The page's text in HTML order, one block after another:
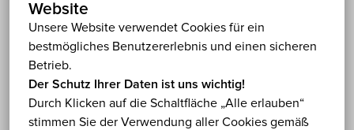
Website
Unsere Website verwendet Cookies für ein
bestmögliches Benutzererlebnis und einen sicheren
Betrieb.
Der Schutz Ihrer Daten ist uns wichtig!
Durch Klicken auf die Schaltfläche „Alle erlauben“
stimmen Sie der Verwendung aller Cookies gemäß
9431 Fertőd, Joseph Haydn u. 2. Show on map